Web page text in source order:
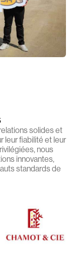
solides et
leur fiabilité et leur
nous
innovantes,
standards de